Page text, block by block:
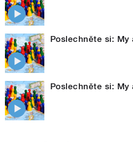
Poslechněte si: My
Poslechněte si: My